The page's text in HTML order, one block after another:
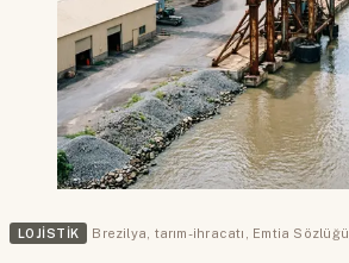
LOJISTIK Brezilya tarım-ihracatı Emtia Sözlüğü